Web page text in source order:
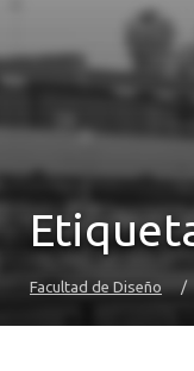
Facultad de Diseño /